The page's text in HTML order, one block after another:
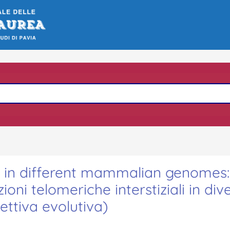
different mammalian
telomeriche interstiziali in
evolutiva)